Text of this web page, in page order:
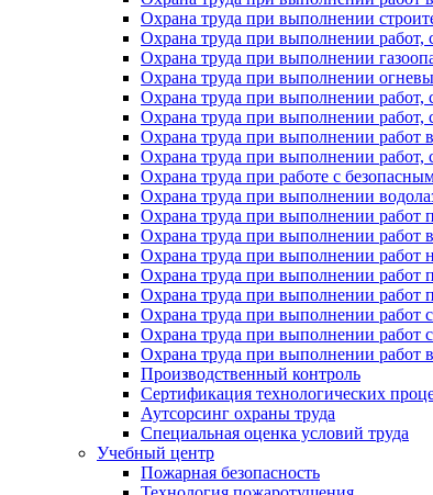
Охрана труда при выполнении
Охрана труда при выполнении работ,
Охрана труда при выполнении
Охрана труда при выполнении
Охрана труда при выполнении работ,
Охрана труда при выполнении работ,
Охрана труда при выполнении работ в
Охрана труда при выполнении работ,
Охрана труда при работе с
Охрана труда при выполнении
Охрана труда при выполнении работ
Охрана труда при выполнении работ
Охрана труда при выполнении работ
Охрана труда при выполнении работ
Охрана труда при выполнении работ
Охрана труда при выполнении
Охрана труда при выполнении работ
Охрана труда при выполнении работ в
Производственный контроль
Сертификация технологических
Аутсорсинг охраны труда
Специальная оценка условий труда
Учебный центр
Пожарная безопасность